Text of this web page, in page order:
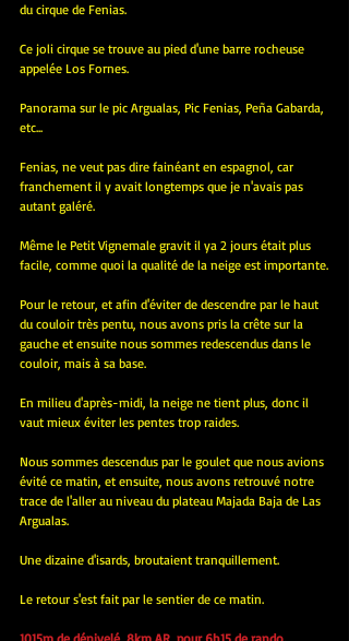
du cirque de Fenias.
Ce joli cirque se trouve au pied d'une barre rocheuse
appelée Los Fornes.
Panorama sur le pic Argualas, Pic Fenias, Peña Gabarda,
etc...
Fenias, ne veut pas dire fainéant en espagnol, car
franchement il y avait longtemps que je n'avais pas
autant galéré.
Même le Petit Vignemale gravit il ya 2 jours était plus
facile, comme quoi la qualité de la neige est importante.
Pour le retour, et afin d'éviter de descendre par le haut
du couloir très pentu, nous avons pris la crête sur la
gauche et ensuite nous sommes redescendus dans le
couloir, mais à sa base.
En milieu d'après-midi, la neige ne tient plus, donc il
vaut mieux éviter les pentes trop raides.
Nous sommes descendus par le goulet que nous avions
évité ce matin, et ensuite, nous avons retrouvé notre
trace de l'aller au niveau du plateau Majada Baja de Las
Argualas.
Une dizaine d'isards, broutaient tranquillement.
Le retour s'est fait par le sentier de ce matin.